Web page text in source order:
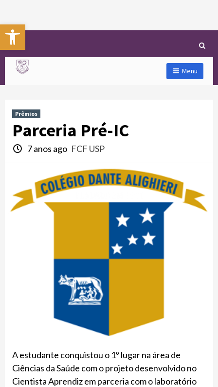
Abrir a barra de ferramentas
Menu
Prêmios
Parceria Pré-IC
7 anos ago FCF USP
A estudante conquistou o 1º lugar na área de
Ciências da Saúde com o projeto desenvolvido no
Cientista Aprendiz em parceria com o laboratório